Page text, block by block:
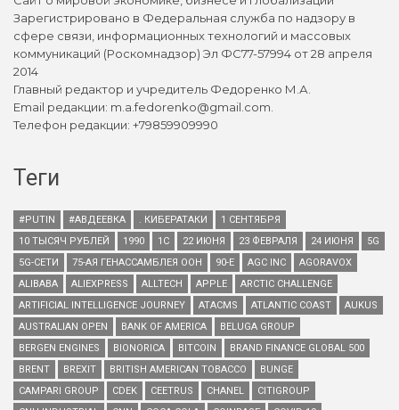
Зарегистрировано в Федеральная служба по надзору в
сфере связи, информационных технологий и массовых
коммуникаций (Роскомнадзор) Эл ФС77-57994 от 28 апреля
2014
Главный редактор и учредитель Федоренко М.А.
Email редакции: m.a.fedorenko@gmail.com.
Телефон редакции: +79859909990
Теги
#PUTIN #АВДЕЕВКА . КИБЕРАТАКИ
1 СЕНТЯБРЯ
10 ТЫСЯЧ РУБЛЕЙ
1990 1С 22 ИЮНЯ 23 ФЕВРАЛЯ 24 ИЮНЯ
5G
5G-СЕТИ
75-АЯ ГЕНАССАМБЛЕЯ ООН 90-Е AGC INC
AGORAVOX
ALIBABA
ALIEXPRESS ALLTECH APPLE
ARCTIC CHALLENGE
ARTIFICIAL INTELLIGENCE JOURNEY
ATACMS ATLANTIC COAST
AUKUS
AUSTRALIAN OPEN
BANK OF AMERICA
BELUGA GROUP
BERGEN ENGINES
BIONORICA BITCOIN
BRAND FINANCE GLOBAL 500
BRENT
BREXIT BRITISH AMERICAN TOBACCO
BUNGE
CAMPARI GROUP
CDEK CEETRUS CHANEL
CITIGROUP